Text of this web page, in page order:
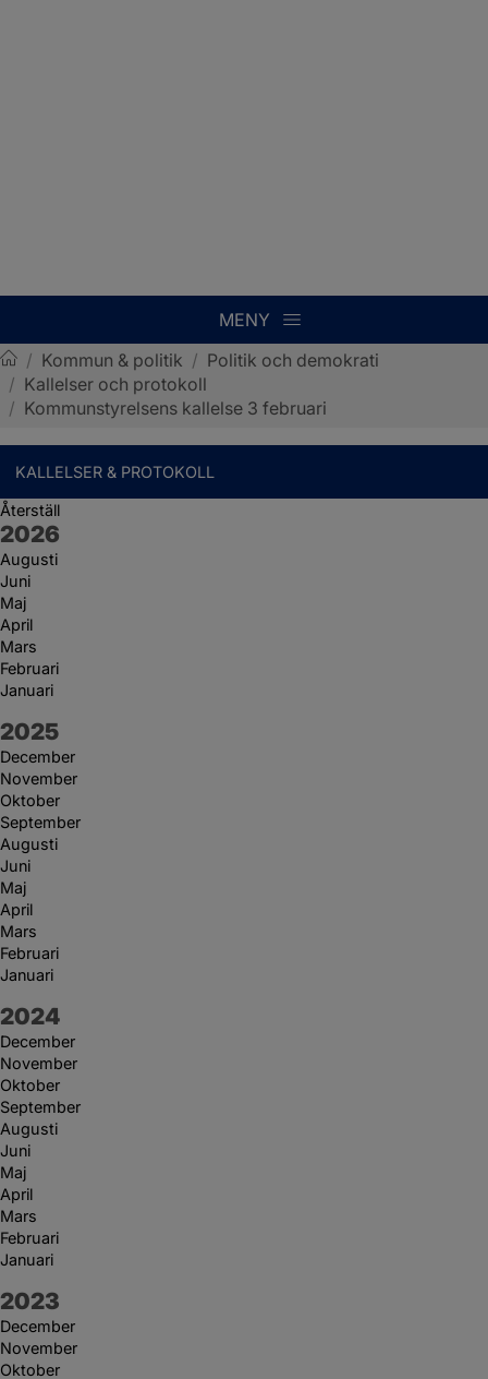
MENY
Sotenäs kommun
/ Kommun & politik / Politik och demokrati
/ Kallelser och protokoll
/ Kommunstyrelsens kallelse 3 februari
KALLELSER & PROTOKOLL
Återställ
År:
2026
Augusti
Juni
Maj
April
Mars
Februari
Januari
År:
2025
December
November
Oktober
September
Augusti
Juni
Maj
April
Mars
Februari
Januari
År:
2024
December
November
Oktober
September
Augusti
Juni
Maj
April
Mars
Februari
Januari
År:
2023
December
November
Oktober